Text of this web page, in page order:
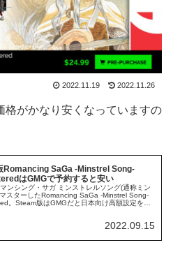
2022.11.19 2022.11.26
格がかなり安くなっていますの
Romancing SaGa -Minstrel Song-
はGMGで予約すると安い
ンシング・サガ ミンストレルソング(通称ミン
スターしたRomancing SaGa -Minstrel Song-
。Steam版はGMGだと日本向け高額設定を避
2022.09.15